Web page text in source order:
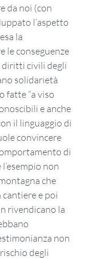
da noi (con
l’aspetto
la
le conseguenze
diritti civili degli
solidarietà
fatte “a viso
e anche
il linguaggio di
convincere
di
non
che
cantiere e poi
rivendicano la
non
degli